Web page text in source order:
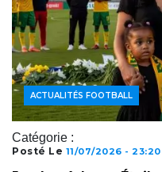
Catégorie :
ACTUALITÉS FOOTBALL
Posté Le 11/07/2026 - 23:20